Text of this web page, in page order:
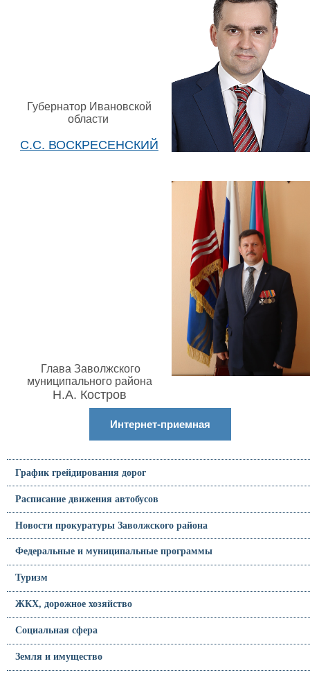
Губернатор Ивановской
области
С.С. ВОСКРЕСЕНСКИЙ
Глава Заволжского
муниципального района
Н.А. Костров
Интернет-приемная
График грейдирования дорог
Расписание движения автобусов
Новости прокуратуры Заволжского района
Федеральные и муниципальные программы
Туризм
ЖКХ, дорожное хозяйство
Социальная сфера
Земля и имущество